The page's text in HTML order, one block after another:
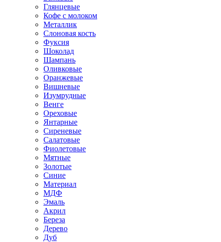
Глянцевые
Кофе с молоком
Металлик
Слоновая кость
Фуксия
Шоколад
Шампань
Оливковые
Оранжевые
Вишневые
Изумрудные
Венге
Ореховые
Янтарные
Сиреневые
Салатовые
Фиолетовые
Мятные
Золотые
Синие
Материал
МДФ
Эмаль
Акрил
Береза
Дерево
Дуб